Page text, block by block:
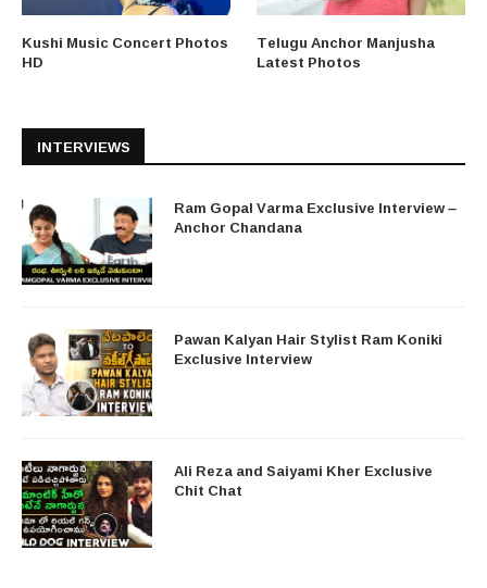
Kushi Music Concert Photos
HD
Telugu Anchor Manjusha
Latest Photos
INTERVIEWS
Ram Gopal Varma Exclusive Interview –
Anchor Chandana
Pawan Kalyan Hair Stylist Ram Koniki
Exclusive Interview
Ali Reza and Saiyami Kher Exclusive
Chit Chat